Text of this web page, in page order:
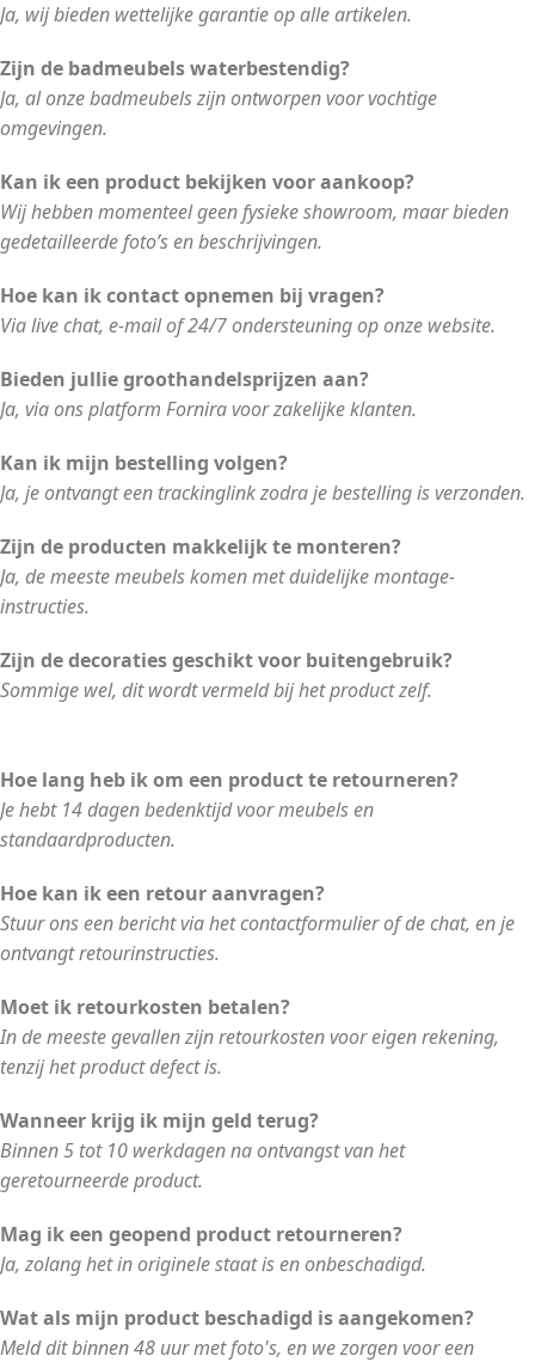
Ja, wij bieden wettelijke garantie op alle artikelen.
Zijn de badmeubels waterbestendig?
Ja, al onze badmeubels zijn ontworpen voor vochtige
omgevingen.
Kan ik een product bekijken voor aankoop?
Wij hebben momenteel geen fysieke showroom, maar bieden
gedetailleerde foto’s en beschrijvingen.
Hoe kan ik contact opnemen bij vragen?
Via live chat, e-mail of 24/7 ondersteuning op onze website.
Bieden jullie groothandelsprijzen aan?
Ja, via ons platform Fornira voor zakelijke klanten.
Kan ik mijn bestelling volgen?
Ja, je ontvangt een trackinglink zodra je bestelling is verzonden.
Zijn de producten makkelijk te monteren?
Ja, de meeste meubels komen met duidelijke montage-
instructies.
Zijn de decoraties geschikt voor buitengebruik?
Sommige wel, dit wordt vermeld bij het product zelf.
Hoe lang heb ik om een product te retourneren?
Je hebt 14 dagen bedenktijd voor meubels en
standaardproducten.
Hoe kan ik een retour aanvragen?
Stuur ons een bericht via het contactformulier of de chat, en je
ontvangt retourinstructies.
Moet ik retourkosten betalen?
In de meeste gevallen zijn retourkosten voor eigen rekening,
tenzij het product defect is.
Wanneer krijg ik mijn geld terug?
Binnen 5 tot 10 werkdagen na ontvangst van het
geretourneerde product.
Mag ik een geopend product retourneren?
Ja, zolang het in originele staat is en onbeschadigd.
Wat als mijn product beschadigd is aangekomen?
Meld dit binnen 48 uur met foto's, en we zorgen voor een